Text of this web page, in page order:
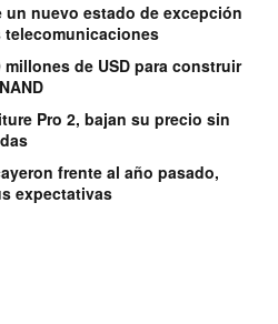
nuevo estado de excepción
de USD para construir
Pro 2, bajan su precio sin
frente al año pasado,
expectativas